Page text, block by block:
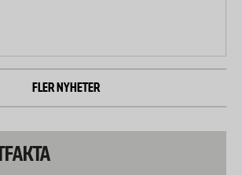
FLER NYHETER